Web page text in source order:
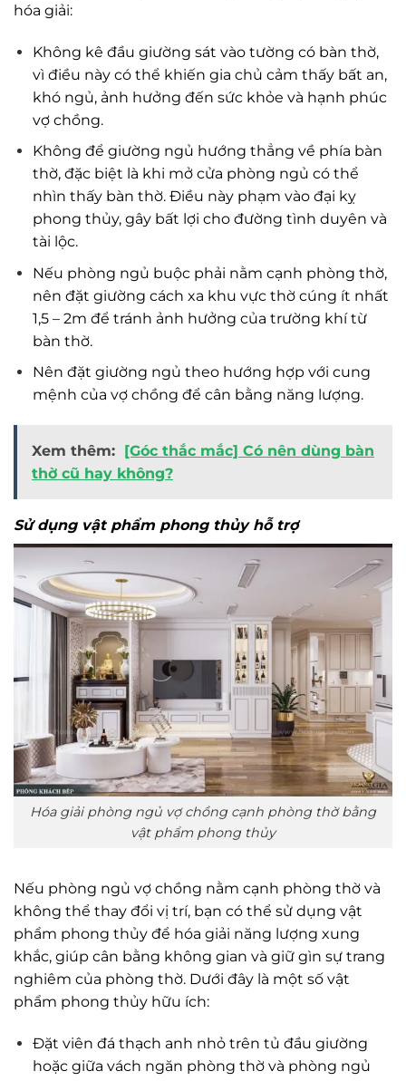
hóa giải:
Không kê đầu giường sát vào tường có bàn thờ,
vì điều này có thể khiến gia chủ cảm thấy bất an,
khó ngủ, ảnh hưởng đến sức khỏe và hạnh phúc
vợ chồng.
Không để giường ngủ hướng thẳng về phía bàn
thờ, đặc biệt là khi mở cửa phòng ngủ có thể
nhìn thấy bàn thờ. Điều này phạm vào đại kỵ
phong thủy, gây bất lợi cho đường tình duyên và
tài lộc.
Nếu phòng ngủ buộc phải nằm cạnh phòng thờ,
nên đặt giường cách xa khu vực thờ cúng ít nhất
1,5 – 2m để tránh ảnh hưởng của trường khí từ
bàn thờ.
Nên đặt giường ngủ theo hướng hợp với cung
mệnh của vợ chồng để cân bằng năng lượng.
Xem thêm: [Góc thắc mắc] Có nên dùng bàn
thờ cũ hay không?
Sử dụng vật phẩm phong thủy hỗ trợ
Hóa giải phòng ngủ vợ chồng cạnh phòng thờ bằng
vật phẩm phong thủy
Nếu phòng ngủ vợ chồng nằm cạnh phòng thờ và
không thể thay đổi vị trí, bạn có thể sử dụng vật
phẩm phong thủy để hóa giải năng lượng xung
khắc, giúp cân bằng không gian và giữ gìn sự trang
nghiêm của phòng thờ. Dưới đây là một số vật
phẩm phong thủy hữu ích:
Đặt viên đá thạch anh nhỏ trên tủ đầu giường
hoặc giữa vách ngăn phòng thờ và phòng ngủ